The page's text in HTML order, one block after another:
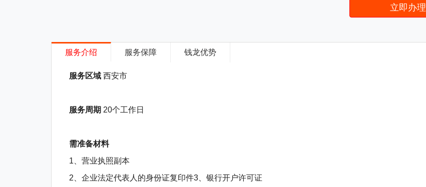
立即办理
服务介绍 服务保障 钱龙优势
服务区域 西安市
服务周期 20个工作日
需准备材料
1、营业执照副本
2、企业法定代表人的身份证复印件3、银行开户许可证